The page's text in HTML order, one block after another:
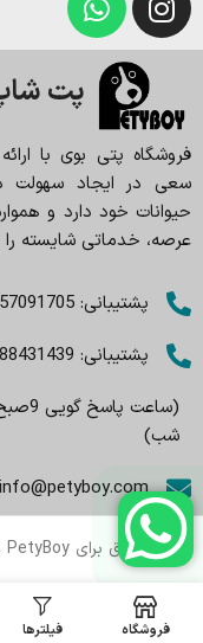
پت
فروشگاه پتی بوی با
سعی در ایجاد سهولت
حیوانات خود دارد و
عرصه، خدماتی شایسته را
پشتیبانی: 09357091705
پشتیبانی: 02188431439
شب)
info@petyboy.com
تمام حقوق برای PetyBoy محفوظ است. طراحی و اجرا
فروشگاه فیلترها